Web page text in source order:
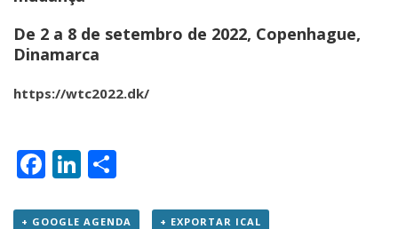
De 2 a 8 de setembro de 2022, Copenhague,
Dinamarca
https://wtc2022.dk/
Facebook
LinkedIn
+ GOOGLE AGENDA + EXPORTAR ICAL